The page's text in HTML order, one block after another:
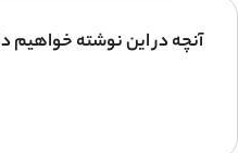
آنچه در این نوشته خواهیم